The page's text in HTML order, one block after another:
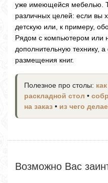
уже имеющейся мебелью.
различных целей: если вы
детскую или, к примеру,
Рядом с компьютером или
дополнительную технику,
размещения книг.
Полезное про столы:
раскладной стол •
на заказ • из чего
Возможно Вас